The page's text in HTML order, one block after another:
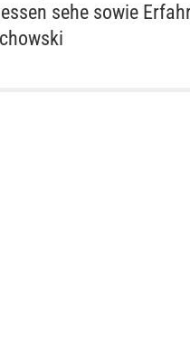
sehe sowie